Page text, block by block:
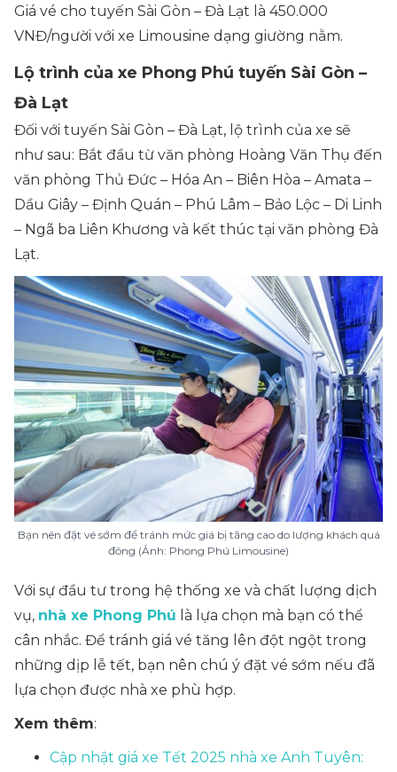
Giá vé cho tuyến Sài Gòn – Đà Lạt là 450.000
VNĐ/người với xe Limousine dạng giường nằm.
Lộ trình của xe Phong Phú tuyến Sài Gòn –
Đà Lạt
Đối với tuyến Sài Gòn – Đà Lạt, lộ trình của xe sẽ
như sau: Bắt đầu từ văn phòng Hoàng Văn Thụ đến
văn phòng Thủ Đức – Hóa An – Biên Hòa – Amata –
Dầu Giây – Định Quán – Phú Lâm – Bảo Lộc – Di Linh
– Ngã ba Liên Khương và kết thúc tại văn phòng Đà
Lạt.
Bạn nên đặt vé sớm để tránh mức giá bị tăng cao do lượng khách quá
đông (Ảnh: Phong Phú Limousine)
Với sự đầu tư trong hệ thống xe và chất lượng dịch
vụ, nhà xe Phong Phú là lựa chọn mà bạn có thể
cân nhắc. Để tránh giá vé tăng lên đột ngột trong
những dịp lễ tết, bạn nên chú ý đặt vé sớm nếu đã
lựa chọn được nhà xe phù hợp.
Xem thêm:
Cập nhật giá xe Tết 2025 nhà xe Anh Tuyên: